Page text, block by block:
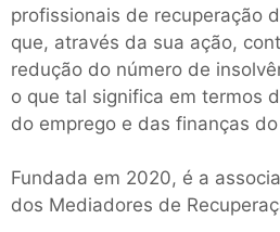
profissionais de recuperação
que, através da sua ação,
redução do número de
o que tal significa em termos
do emprego e das finanças
Fundada em 2020, é a
dos Mediadores de